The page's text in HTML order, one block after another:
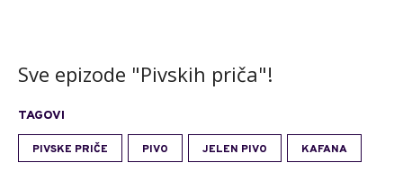
Sve epizode "Pivskih priča"!
TAGOVI
PIVSKE PRIČE PIVO JELEN PIVO KAFANA